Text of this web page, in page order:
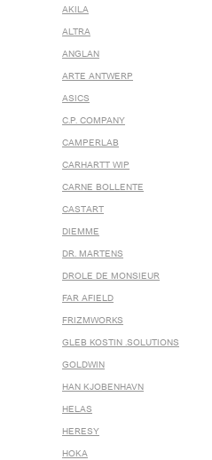
AKILA
ALTRA
ANGLAN
ARTE ANTWERP
ASICS
C.P. COMPANY
CAMPERLAB
CARHARTT WIP
CARNE BOLLENTE
CASTART
DIEMME
DR. MARTENS
DROLE DE MONSIEUR
FAR AFIELD
FRIZMWORKS
GLEB KOSTIN .SOLUTIONS
GOLDWIN
HAN KJOBENHAVN
HELAS
HERESY
HOKA